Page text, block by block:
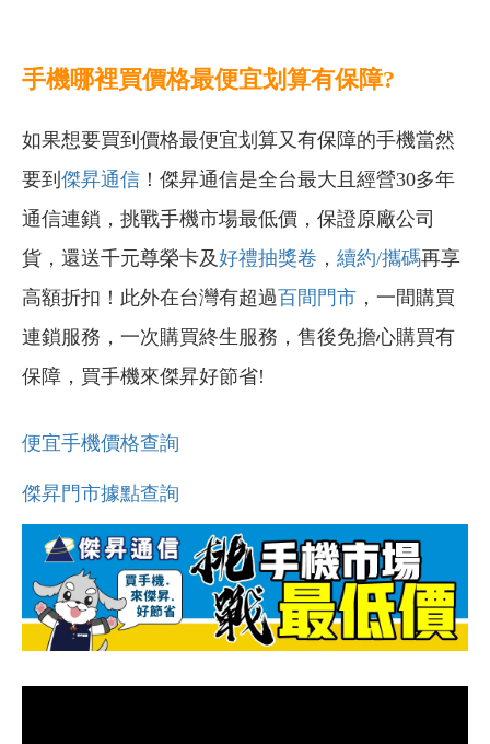
手機哪裡買價格最便宜划算有保障?
如果想要買到價格最便宜划算又有保障的手機當然
要到 傑昇通信 ！傑昇通信是全台最大且經營30多年
通信連鎖，挑戰手機市場最低價，保證原廠公司
貨，還送千元尊榮卡及好禮抽獎卷 ， 續約/攜碼再享
高額折扣！此外在台灣有超過百間門市 ，一間購買
連鎖服務，一次購買終生服務，售後免擔心購買有
保障，買手機來傑昇好節省!
便宜手機價格查詢
傑昇門市據點查詢